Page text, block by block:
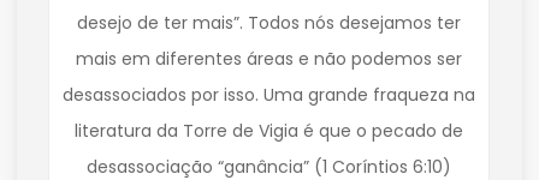
desejo de ter mais”. Todos nós desejamos ter
mais em diferentes áreas e não podemos ser
desassociados por isso. Uma grande fraqueza na
literatura da Torre de Vigia é que o pecado de
desassociação “ganância” (1 Coríntios 6:10)